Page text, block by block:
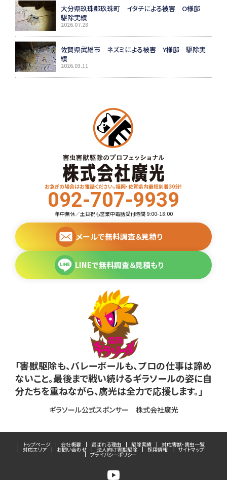
大分県玖珠郡玖珠町 イタチによる被害 O様邸
駆除実績
2026.07.28
佐賀県武雄市 ネズミによる被害 Y様邸 駆除実
績
2026.03.11
お急ぎの場合はお電話ください。福岡・佐賀県内最短到着30分！
092-707-9939
年中無休／土日祝も営業中電話受付時間 9:00-18:00
メールで無料調査＆見積り
LINEで無料調査＆見積もり
「害獣駆除も、バレーボールも、プロの仕事は諦め
ないこと。最後まで戦い続けるギラソールの姿に自
分たちを重ねながら、廣光は全力で応援します。」
ギラソール公式スポンサー 株式会社廣光
トップページ 会社概要 選ばれる理由 駆除実績 対応害獣・害虫一覧
対応エリア お問い合わせ 法人向け害獣駆除 採用情報 サイトマップ
プライバシーポリシー